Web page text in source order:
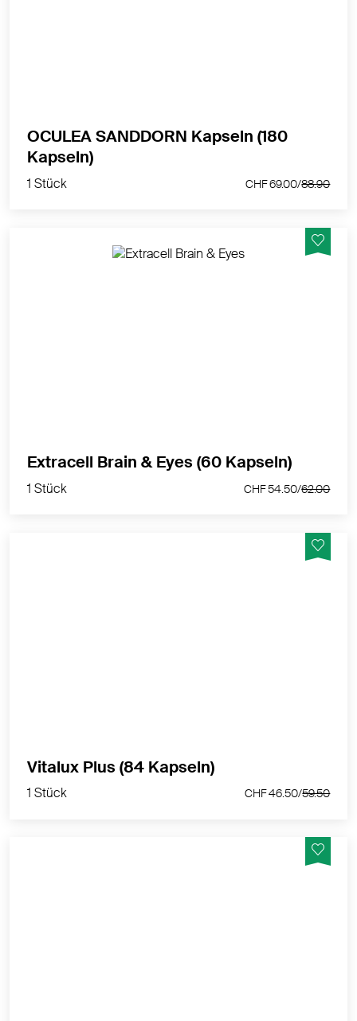
1 Stück
OCULEA SANDDORN Kapseln (180
Kapseln)
1 Stück CHF 69.00/88.90
1 Stück CHF 54.50/
Extracell Brain & Eyes (60 Kapseln)
1 Stück CHF 54.50/62.00
1 Stück
Vitalux Plus (84 Kapseln)
1 Stück CHF 46.50/59.50